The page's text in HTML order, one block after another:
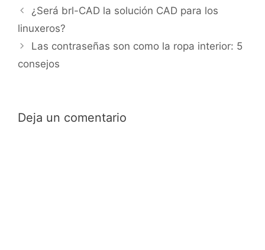
¿Será brl-CAD la solución CAD para los
linuxeros?
Las contraseñas son como la ropa interior: 5
consejos
Deja un comentario